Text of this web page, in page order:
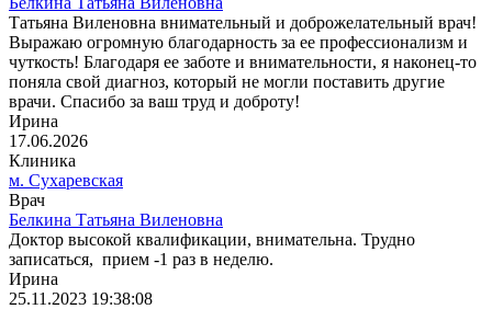
Татьяна Виленовна внимательный и доброжелательный врач!
Выражаю огромную благодарность за ее профессионализм и
чуткость! Благодаря ее заботе и внимательности, я наконец-то
поняла свой диагноз, который не могли поставить другие
врачи. Спасибо за ваш труд и доброту!
Ирина
17.06.2026
Клиника
м. Сухаревская
Врач
Белкина Татьяна Виленовна
Доктор высокой квалификации, внимательна. Трудно
записаться, прием -1 раз в неделю.
Ирина
25.11.2023 19:38:08